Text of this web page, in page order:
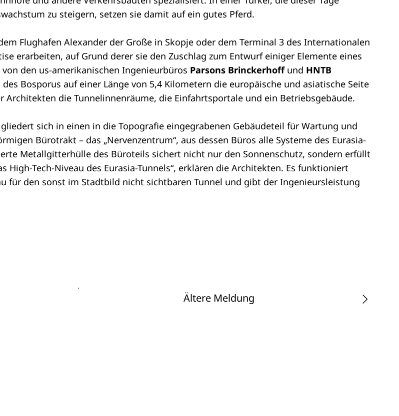
zu steigern, setzen sie damit auf ein gutes Pferd.
Flughafen Alexander der Große in Skopje oder dem Terminal 3 des Internationalen
erarbeiten, auf Grund derer sie den Zuschlag zum Entwurf einiger Elemente eines
den us-amerikanischen Ingenieurbüros Parsons Brinckerhoffund HNTB
Bosporus auf einer Länge von 5,4 Kilometern die europäische und asiatische Seite
die Tunnelinnenräume, die Einfahrtsportale und ein Betriebsgebäude.
sich in einen in die Topografie eingegrabenen Gebäudeteil für Wartung und
Bürotrakt – das „Nervenzentrum“, aus dessen Büros alle Systeme des Eurasia-
Metallgitterhülle des Büroteils sichert nicht nur den Sonnenschutz, sondern erfüllt
High-Tech-Niveau des Eurasia-Tunnels“, erklären die Architekten. Es funktioniert
für den sonst im Stadtbild nicht sichtbaren Tunnel und gibt der Ingenieursleistung
Ältere Meldung